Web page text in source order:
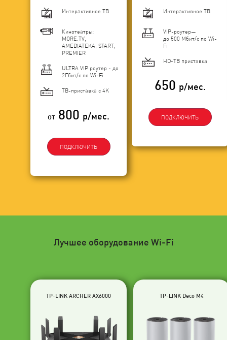
Интерактивное ТВ
Кинотеатры:
MORE.TV,
AMEDIATEKA, START,
PREMIER
ULTRA VIP роутер - до
2Гбит/c по Wi-Fi
ТВ-приставка с 4K
от 800 р/мес.
ПОДКЛЮЧИТЬ
Интерактивное ТВ
VIP-роутер—
до 500 Мбит/с по Wi-
Fi
HD-ТВ приставка
650 р/мес.
ПОДКЛЮЧИТЬ
Лучшее оборудование Wi-Fi
TP-LINK ARCHER AX6000 TP-LINK Deco M4